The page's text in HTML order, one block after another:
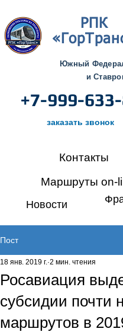
РПК
Южный
и
+7-999-
заказать звонок
Контакты
Маршруты on-
Новости
Пост
Росавиация
субсидии почти
маршрутов в
18 янв. 2019 г. 2 мин. чтения